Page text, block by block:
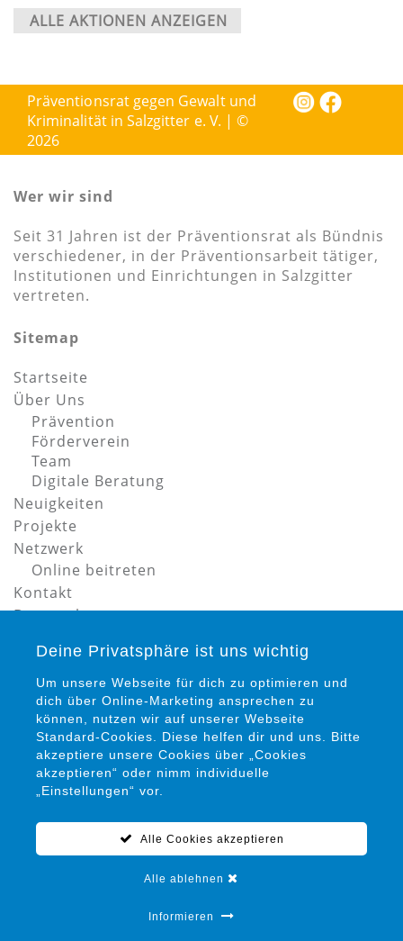
ALLE AKTIONEN ANZEIGEN
Präventionsrat gegen Gewalt und
Kriminalität in Salzgitter e. V. | ©
2026
Wer wir sind
Seit 31 Jahren ist der Präventionsrat als Bündnis
verschiedener, in der Präventionsarbeit tätiger,
Institutionen und Einrichtungen in Salzgitter
vertreten.
Sitemap
Startseite
Über Uns
Prävention
Förderverein
Team
Digitale Beratung
Neuigkeiten
Projekte
Netzwerk
Online beitreten
Kontakt
Datenschutz
Petra Siems
Präventionsrat gegen Gewalt und Kriminalität in
05341 / 94 15 22 0
info@praeventionsrat-salzgitter.de
Deine Privatsphäre ist uns wichtig
Um unsere Webseite für dich zu optimieren und
dich über Online-Marketing ansprechen zu
können, nutzen wir auf unserer Webseite
Standard-Cookies. Diese helfen dir und uns. Bitte
akzeptiere unsere Cookies über „Cookies
akzeptieren“ oder nimm individuelle
„Einstellungen“ vor.
Alle Cookies akzeptieren
Alle ablehnen
Informieren